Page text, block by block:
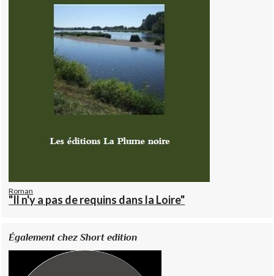
Roman
"Il n'y a pas de requins dans la Loire"
Également chez Short edition